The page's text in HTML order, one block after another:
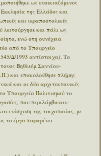
ως ενοικιαζόμενος
της Ελλάδος και
και ιεραποστολικές
και πάλι ως
ενώ στη συνέχεια
από το Υπουργείο
Δ/1993 αντίστοιχα). Το
Βηθλεέμ Σαννίου-
και επακολούθησε πλήρης
και οι δύο αρχιτεκτονικές
Υπουργείο Πολιτισμού το
που περιλάμβαναν
ενίσχυση της τοιχοποιίας, με
το έργο παραμένει